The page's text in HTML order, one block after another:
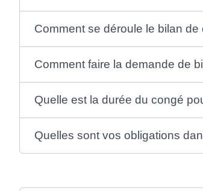
Comment se déroule le bilan
Comment faire la demande de
Quelle est la durée du congé
Quelles sont vos obligations